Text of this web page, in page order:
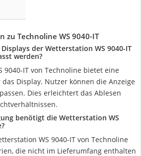
zu Technoline WS 9040-IT
der Wetterstation WS 9040-IT
werden?
9040-IT von Technoline bietet eine
Display. Nutzer können die Anzeige
Dies erleichtert das Ablesen
benötigt die Wetterstation WS
WS 9040-IT von Technoline
die nicht im Lieferumfang enthalten